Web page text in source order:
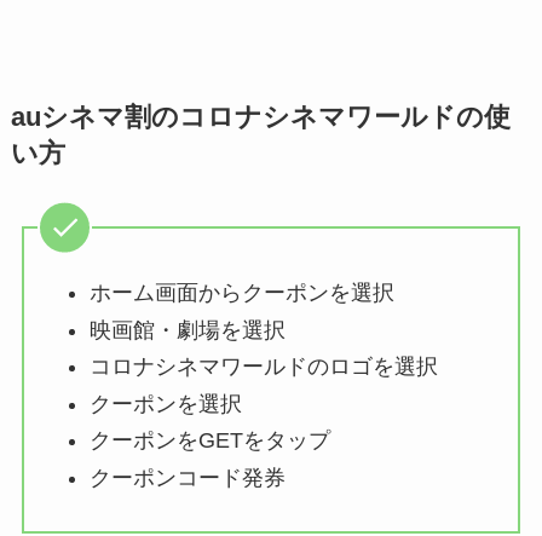
auシネマ割のコロナシネマワールドの使
い方
ホーム画面からクーポンを選択
映画館・劇場を選択
コロナシネマワールドのロゴを選択
クーポンを選択
クーポンをGETをタップ
クーポンコード発券